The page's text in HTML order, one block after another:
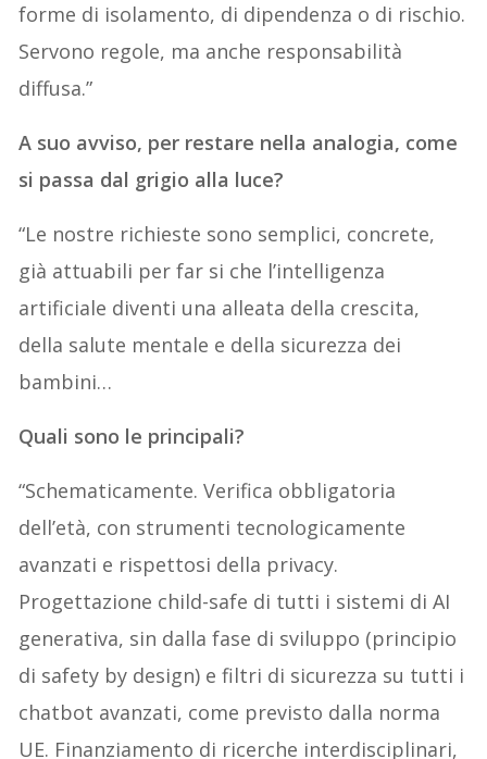
forme di isolamento, di dipendenza o di rischio.
Servono regole, ma anche responsabilità
diffusa.”
A suo avviso, per restare nella analogia, come
si passa dal grigio alla luce?
“Le nostre richieste sono semplici, concrete,
già attuabili per far si che l’intelligenza
artificiale diventi una alleata della crescita,
della salute mentale e della sicurezza dei
bambini…
Quali sono le principali?
“Schematicamente. Verifica obbligatoria
dell’età, con strumenti tecnologicamente
avanzati e rispettosi della privacy.
Progettazione child-safe di tutti i sistemi di AI
generativa, sin dalla fase di sviluppo (principio
di safety by design) e filtri di sicurezza su tutti i
chatbot avanzati, come previsto dalla norma
UE. Finanziamento di ricerche interdisciplinari,